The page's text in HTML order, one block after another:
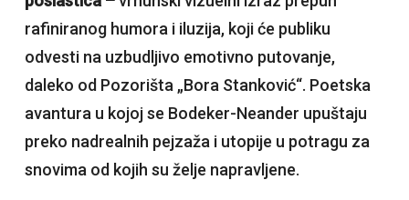
rafiniranog humora i iluzija, koji će publiku
odvesti na uzbudljivo emotivno putovanje,
daleko od Pozorišta „Bora Stanković“. Poetska
avantura u kojoj se Bodeker-Neander upuštaju
preko nadrealnih pejzaža i utopije u potragu za
snovima od kojih su želje napravljene.